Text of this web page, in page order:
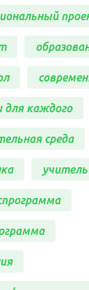
для каждого
среда